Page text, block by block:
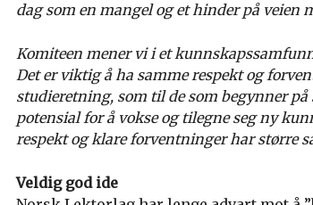
dag som en mangel og et hinder på veien
Komiteen mener vi i et
Det er viktig å ha samme respekt og
studieretning, som til de som begynner
potensial for å vokse og tilegne seg ny
respekt og klare forventninger har større
Veldig god ide